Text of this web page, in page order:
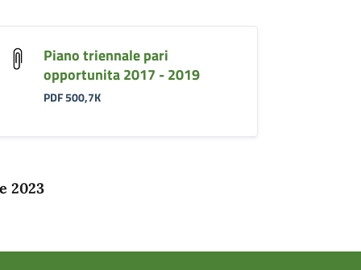
Piano triennale pari
opportunita 2017 - 2019
PDF 500,7K
2023